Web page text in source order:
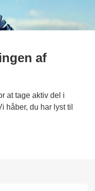
af
at tage aktiv del i
håber, du har lyst til